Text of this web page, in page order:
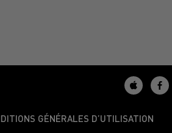
GÉNÉRALES D’UTILISATION